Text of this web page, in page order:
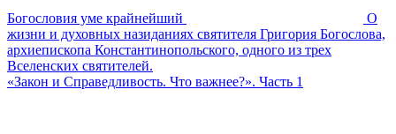
Богословия уме крайнейший
О
жизни и духовных назиданиях святителя Григория Богослова,
архиепископа Константинопольского, одного из трех
Вселенских святителей.
«Закон и Справедливость. Что важнее?». Часть 1